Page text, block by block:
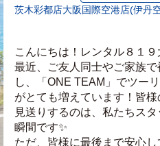
茨木彩都店大阪国際空港店(伊丹
こんにちは！レンタル８１
最近、ご友人同士やご家族
し、「ONE TEAM」でツー
がとても増えています！皆
見送りするのは、私たちス
瞬間です✨
ただ、皆様に最後まで安心